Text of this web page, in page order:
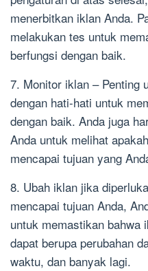
menerbitkan iklan Anda.
melakukan tes untuk
berfungsi dengan baik.
7. Monitor iklan – Penting
dengan hati-hati untuk
dengan baik. Anda juga
Anda untuk melihat
mencapai tujuan yang
8. Ubah iklan jika
mencapai tujuan Anda,
untuk memastikan bahwa
dapat berupa perubahan
waktu, dan banyak lagi.